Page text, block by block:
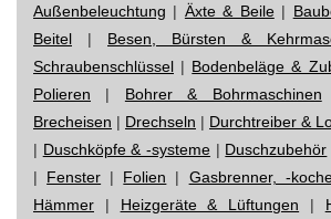
Außenbeleuchtung | Äxte & Beile|
Beitel | Besen, Bürsten &
Schraubenschlüssel | Bodenbeläge &
Polieren | Bohrer & Bohrmaschinen
Brecheisen | Drechseln | Durchtreiber &
| Duschköpfe & -systeme | Duschzubehör
| Fenster | Folien | Gasbrenner, -
Hämmer | Heizgeräte & Lüftungen |